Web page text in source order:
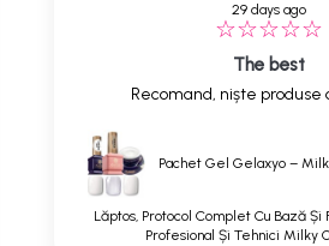
29 days ago
The best
Recomand, niște
Pachet Gel Gelaxyo –
Lăptos, Protocol Complet Cu Bază Și
Profesional Și Tehnici Milky